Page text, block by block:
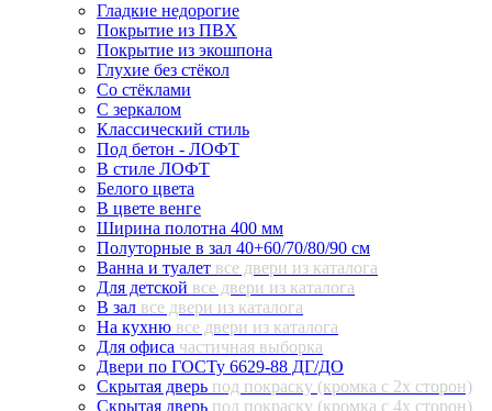
Гладкие недорогие
Покрытие из ПВХ
Покрытие из экошпона
Глухие без стёкол
Со стёклами
С зеркалом
Классический стиль
Под бетон - ЛОФТ
В стиле ЛОФТ
Белого цвета
В цвете венге
Ширина полотна 400 мм
Полуторные в зал 40+60/70/80/90 см
Ванна и туалет все двери из каталога
Для детской все двери из каталога
В зал все двери из каталога
На кухню все двери из каталога
Для офиса частичная выборка
Двери по ГОСТу 6629-88 ДГ/ДО
Скрытая дверь под покраску (кромка с 2х сторон)
Скрытая дверь под покраску (кромка с 4х сторон)